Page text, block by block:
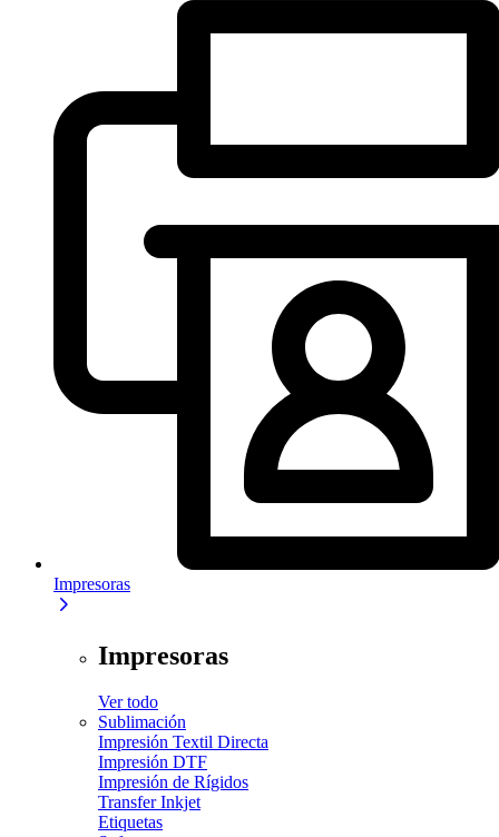
Impresoras
Impresoras
Ver todo
Sublimación
Impresión Textil Directa
Impresión DTF
Impresión de Rígidos
Transfer Inkjet
Etiquetas